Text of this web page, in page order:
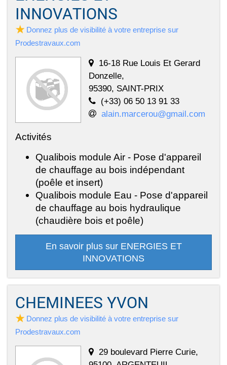
INNOVATIONS
Donnez plus de visibilité à votre entreprise sur
Prodestravaux.com
16-18 Rue Louis Et Gerard
Donzelle,
95390, SAINT-PRIX
(+33) 06 50 13 91 33
alain.marcerou@gmail.com
Activités
Qualibois module Air - Pose d'appareil
de chauffage au bois indépendant
(poêle et insert)
Qualibois module Eau - Pose d'appareil
de chauffage au bois hydraulique
(chaudière bois et poêle)
En savoir plus sur ENERGIES ET
INNOVATIONS
CHEMINEES YVON
Donnez plus de visibilité à votre entreprise sur
Prodestravaux.com
29 boulevard Pierre Curie,